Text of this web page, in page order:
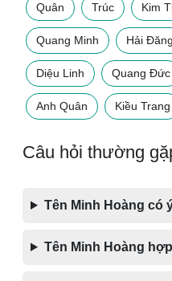
Quân Trúc Kim
Quang Minh Hải Đăng
Diệu Linh Quang Đức
Anh Quân Kiều Trang
Câu hỏi thường
Tên Minh Hoàng có
Tên Minh Hoàng